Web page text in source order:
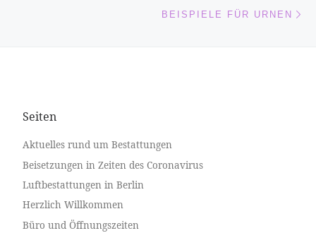
BEISPIELE FÜR URNEN
Seiten
Aktuelles rund um Bestattungen
Beisetzungen in Zeiten des Coronavirus
Luftbestattungen in Berlin
Herzlich Willkommen
Büro und Öffnungszeiten